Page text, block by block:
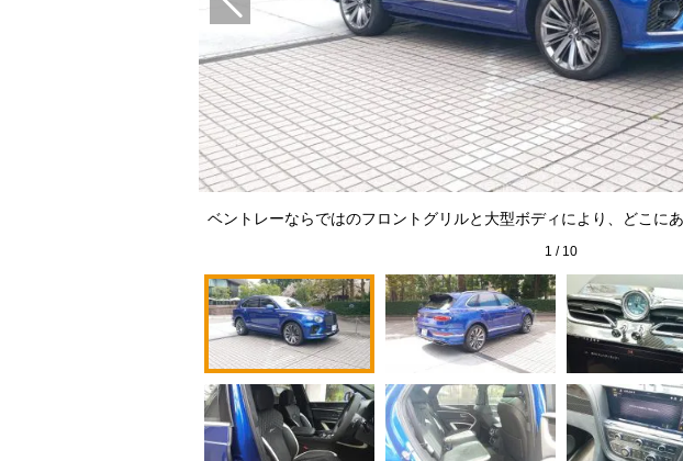
ベントレーならではのフロントグリルと大型ボディにより、どこに
1 / 10